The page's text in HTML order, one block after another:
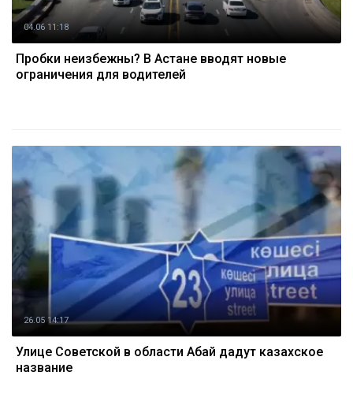
04.06 11:18
Пробки неизбежны? В Астане вводят новые
ограничения для водителей
26.05 14:17
Улице Советской в области Абай дадут казахское
название